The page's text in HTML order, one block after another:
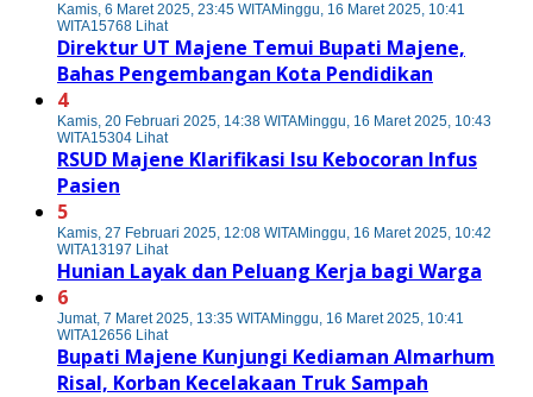
Kamis, 6 Maret 2025, 23:45 WITAMinggu, 16 Maret 2025, 10:41
WITA15768 Lihat
Direktur UT Majene Temui Bupati Majene,
Bahas Pengembangan Kota Pendidikan
4
Kamis, 20 Februari 2025, 14:38 WITAMinggu, 16 Maret 2025, 10:43
WITA15304 Lihat
RSUD Majene Klarifikasi Isu Kebocoran Infus
Pasien
5
Kamis, 27 Februari 2025, 12:08 WITAMinggu, 16 Maret 2025, 10:42
WITA13197 Lihat
Hunian Layak dan Peluang Kerja bagi Warga
6
Jumat, 7 Maret 2025, 13:35 WITAMinggu, 16 Maret 2025, 10:41
WITA12656 Lihat
Bupati Majene Kunjungi Kediaman Almarhum
Risal, Korban Kecelakaan Truk Sampah